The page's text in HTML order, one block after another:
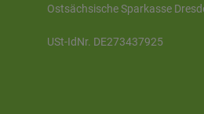
Ostsächsische Sparkasse
USt-IdNr. DE273437925